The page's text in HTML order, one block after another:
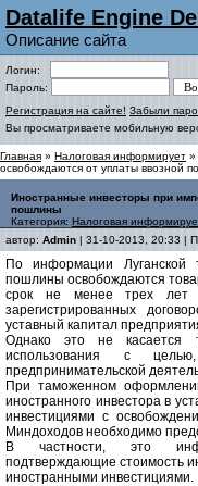
Datalife Engine
Описание сайта
Логин:
Пароль:
Регистрация на сайте! Забыли
Вы просматриваете мобильную
Главная » Налоговая информирует »
освобождаются от уплаты ввозной
Иностранные инвесторы при
пошлины
Категория: Налоговая
автор: Admin | 31-10-2013, 20:33 |
По информации Луганской
пошлины освобождаются
срок не менее трех лет
зарегистрированных
уставный капитал
Однако это не касается
использования с
предпринимательской
При таможенном
иностранного инвестора в
инвестициями с
Миндоходов необходимо
В частности, это
подтверждающие стоимость
иностранными инвестициями.